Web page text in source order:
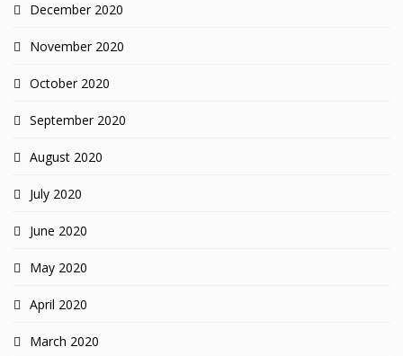
December 2020
November 2020
October 2020
September 2020
August 2020
July 2020
June 2020
May 2020
April 2020
March 2020